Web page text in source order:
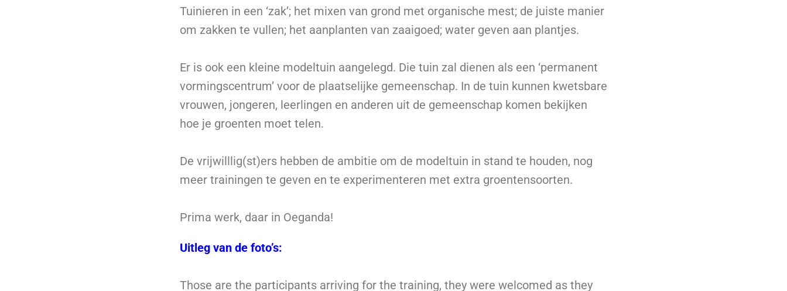
Tuinieren in een ‘zak’; het mixen van grond met organische mest; de juiste manier
om zakken te vullen; het aanplanten van zaaigoed; water geven aan plantjes.
Er is ook een kleine modeltuin aangelegd. Die tuin zal dienen als een ‘permanent
vormingscentrum’ voor de plaatselijke gemeenschap. In de tuin kunnen kwetsbare
vrouwen, jongeren, leerlingen en anderen uit de gemeenschap komen bekijken
hoe je groenten moet telen.
De vrijwilllig(st)ers hebben de ambitie om de modeltuin in stand te houden, nog
meer trainingen te geven en te experimenteren met extra groentensoorten.
Prima werk, daar in Oeganda!
Uitleg van de foto’s:
Those are the participants arriving for the training, they were welcomed as they